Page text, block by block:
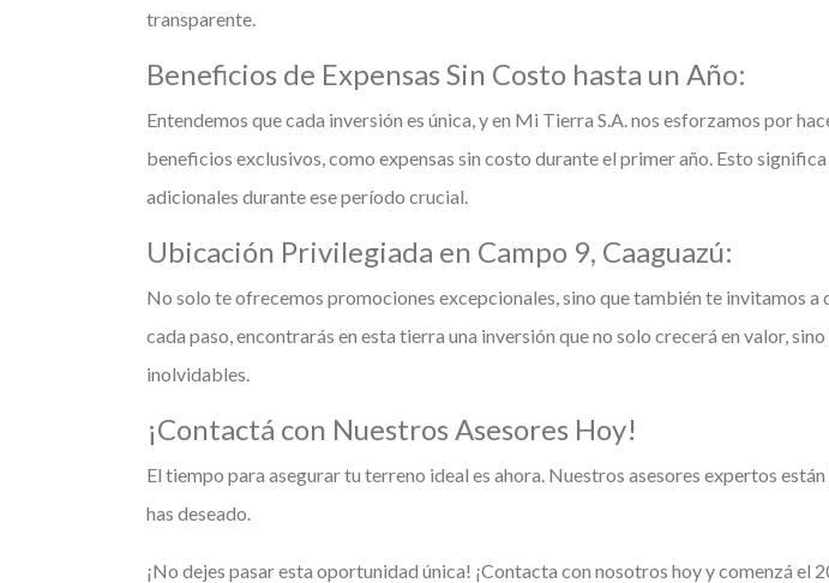
transparente.
Beneficios de Expensas Sin Costo hasta un Año:
Entendemos que cada inversión es única, y en Mi Tierra S.A. nos esforzamos por
beneficios exclusivos, como expensas sin costo durante el primer año. Esto
adicionales durante ese período crucial.
Ubicación Privilegiada en Campo 9, Caaguazú:
No solo te ofrecemos promociones excepcionales, sino que también te invitamos
cada paso, encontrarás en esta tierra una inversión que no solo crecerá en valor,
inolvidables.
¡Contactá con Nuestros Asesores Hoy!
El tiempo para asegurar tu terreno ideal es ahora. Nuestros asesores expertos
has deseado.
¡No dejes pasar esta oportunidad única! ¡Contacta con nosotros hoy y comenzá el